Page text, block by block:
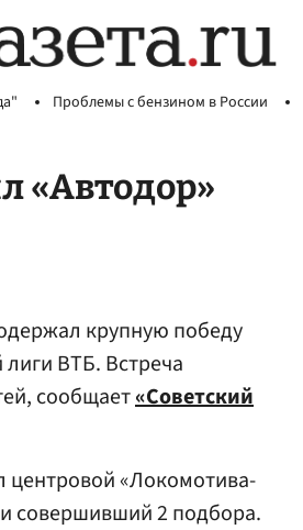
Проблемы с бензином в России
«Автодор»
крупную победу
ВТБ. Встреча
сообщает«Советский
центровой «Локомотива-
совершивший 2 подбора.